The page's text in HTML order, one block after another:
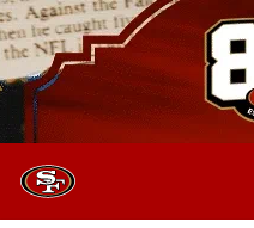
Skip
to
main
content